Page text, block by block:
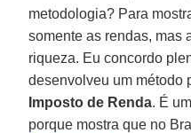
metodologia? Para
somente as rendas, mas
riqueza. Eu concordo
desenvolveu um método
Imposto de Renda. É
porque mostra que no